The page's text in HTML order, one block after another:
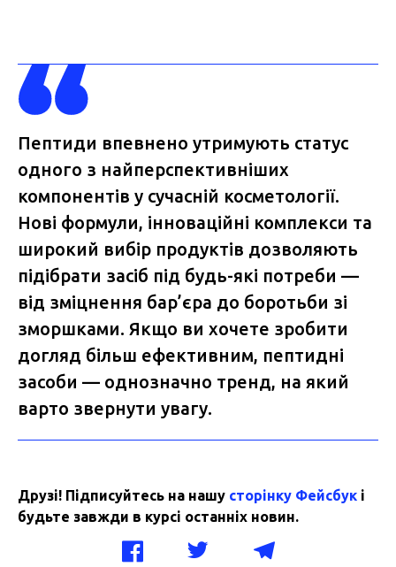
Пептиди впевнено утримують статус
одного з найперспективніших
компонентів у сучасній косметології.
Нові формули, інноваційні комплекси та
широкий вибір продуктів дозволяють
підібрати засіб під будь-які потреби —
від зміцнення бар’єра до боротьби зі
зморшками. Якщо ви хочете зробити
догляд більш ефективним, пептидні
засоби — однозначно тренд, на який
варто звернути увагу.
Друзі! Підписуйтесь на нашу сторінку Фейсбук і
будьте завжди в курсі останніх новин.